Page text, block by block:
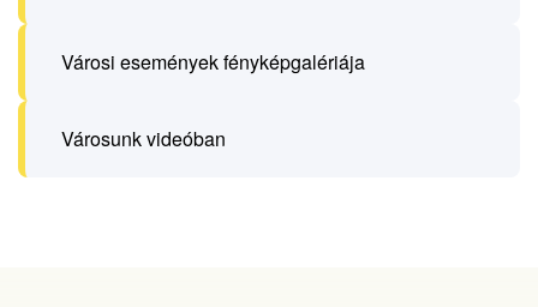
Városi események fényképgalériája
Városunk videóban